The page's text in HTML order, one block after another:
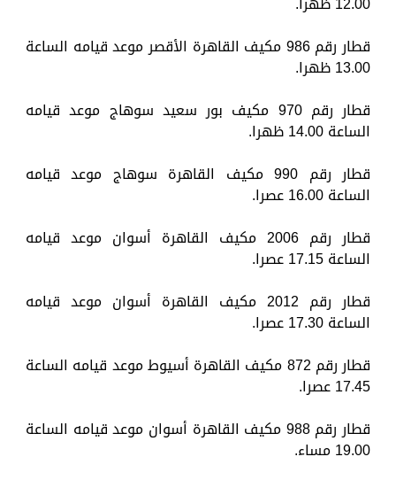
قطار رقم 986 مكيف القاهرة الأقصر موعد قيامه الساعة
13.00 ظهرا.
قطار رقم 970 مكيف بور سعيد سوهاج موعد قيامه
الساعة 14.00 ظهرا.
قطار رقم 990 مكيف القاهرة سوهاج موعد قيامه
الساعة 16.00 عصرا.
قطار رقم 2006 مكيف القاهرة أسوان موعد قيامه
الساعة 17.15 عصرا.
قطار رقم 2012 مكيف القاهرة أسوان موعد قيامه
الساعة 17.30 عصرا.
قطار رقم 872 مكيف القاهرة أسيوط موعد قيامه الساعة
17.45 عصرا.
قطار رقم 988 مكيف القاهرة أسوان موعد قيامه الساعة
19.00 مساء.